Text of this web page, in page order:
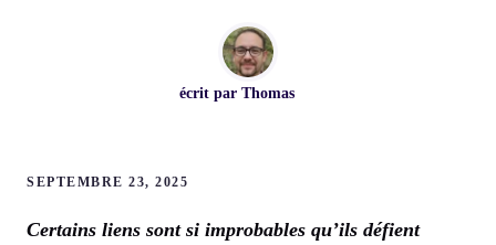
écrit par Thomas
SEPTEMBRE 23, 2025
Certains liens sont si improbables qu’ils défient